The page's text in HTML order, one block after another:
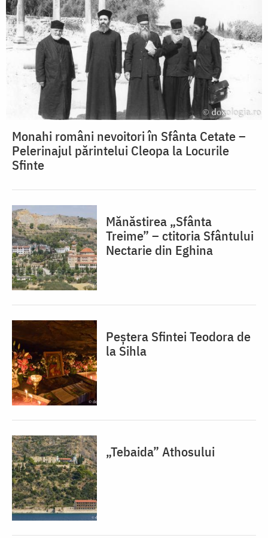
Monahi români nevoitori în Sfânta Cetate –
Pelerinajul părintelui Cleopa la Locurile
Sfinte
Mănăstirea „Sfânta
Treime” – ctitoria Sfântului
Nectarie din Eghina
Peștera Sfintei Teodora de
la Sihla
„Tebaida” Athosului